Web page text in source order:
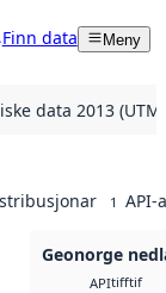
Finn data Meny
data 2013
1 API-
Geonorge
APItifftif